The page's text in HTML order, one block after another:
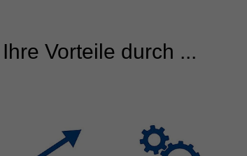
Ihre Vorteile durch ...